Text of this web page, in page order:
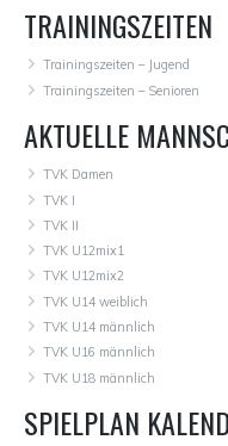
TRAININGSZEITEN
Trainingszeiten – Jugend
Trainingszeiten – Senioren
AKTUELLE
TVK Damen
TVK I
TVK II
TVK U12mix1
TVK U12mix2
TVK U14 weiblich
TVK U14 männlich
TVK U16 männlich
TVK U18 männlich
SPIELPLAN